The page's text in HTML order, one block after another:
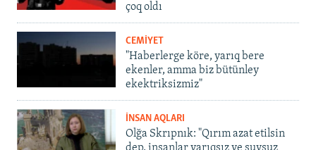
çoq oldı
CEMİYET
"Haberlerge köre, yarıq bere
ekenler, amma biz bütünley
ekektriksizmiz"
İNSAN AQLARI
Olğa Skrıpnık: "Qırım azat etilsin